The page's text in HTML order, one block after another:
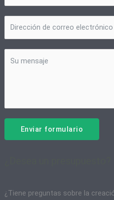
Enviar formulario
¿Tiene preguntas sobre la